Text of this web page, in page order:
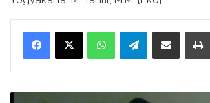
WhatsApp Telegram